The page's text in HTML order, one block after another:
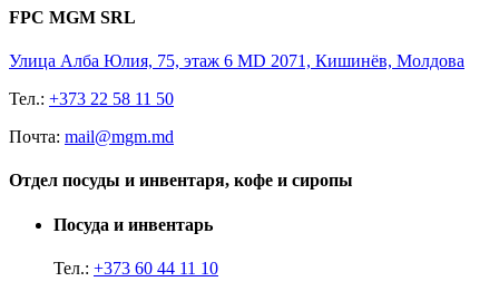
FPC MGM SRL
Улица Алба Юлия, 75, этаж 6 MD 2071, Кишинёв, Молдова
Тел.: +373 22 58 11 50
Почта: mail@mgm.md
Отдел посуды и инвентаря, кофе и сиропы
Посуда и инвентарь
Тел.: +373 60 44 11 10